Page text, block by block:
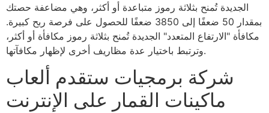
الجديدة تُمنح بثلاثة رموز متباعدة أو أكثر، وهي مضاعفة حصتك
بمقدار 50 ضعفًا إلى 3850 ضعفًا للحصول على فرصة ربح كبيرة.
مكافأة "الارتفاع المتعدد" الجديدة تُمنح بثلاثة رموز مكافأة أو أكثر،
وترتبط باختيار عدة مظاريف أخرى لإظهار مكافآتها.
شركة برمجيات ستقدم ألعاب
ماكينات القمار على الإنترنت